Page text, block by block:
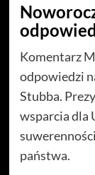
Komentarz
odpowiedzi
Stubba.
wsparcia dla
państwa.